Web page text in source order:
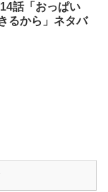
話「おっぱい
るから」ネタバ